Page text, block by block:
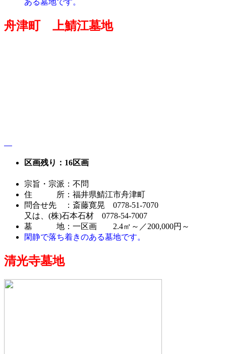
舟津町 上鯖江墓地
区画残り：16区画
宗旨・宗派：不問
住 所：福井県鯖江市舟津町
問合せ先 ：斎藤寛晃 0778-51-7070
又は、(株)石本石材 0778-54-7007
墓 地：一区画 2.4㎡～／200,000円～
閑静で落ち着きのある墓地です。
清光寺墓地